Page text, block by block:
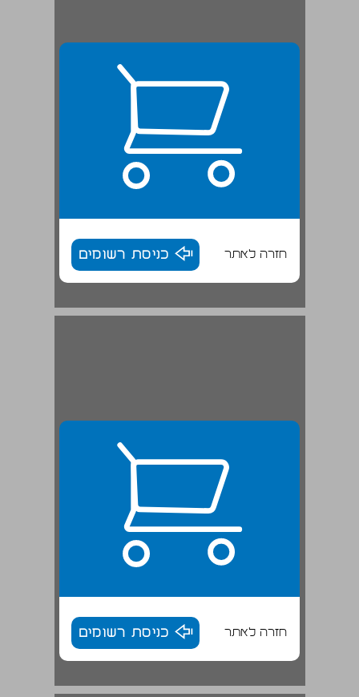
חזרה לאתר כניסת רשומים
חזרה לאתר כניסת רשומים
פרק ראשון 'ספקן (או) מאמין' - הדיסקורס ... 17